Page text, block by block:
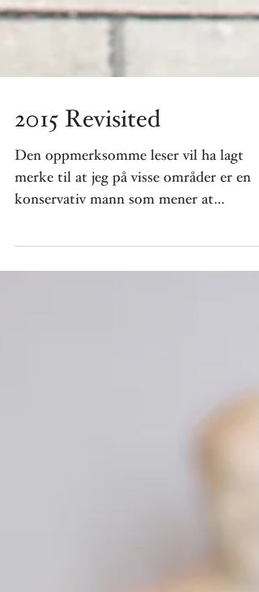
2015 Revisited
Den oppmerksomme leser vil ha lagt
merke til at jeg på visse områder er en
tradisjoner er til for å holdes...